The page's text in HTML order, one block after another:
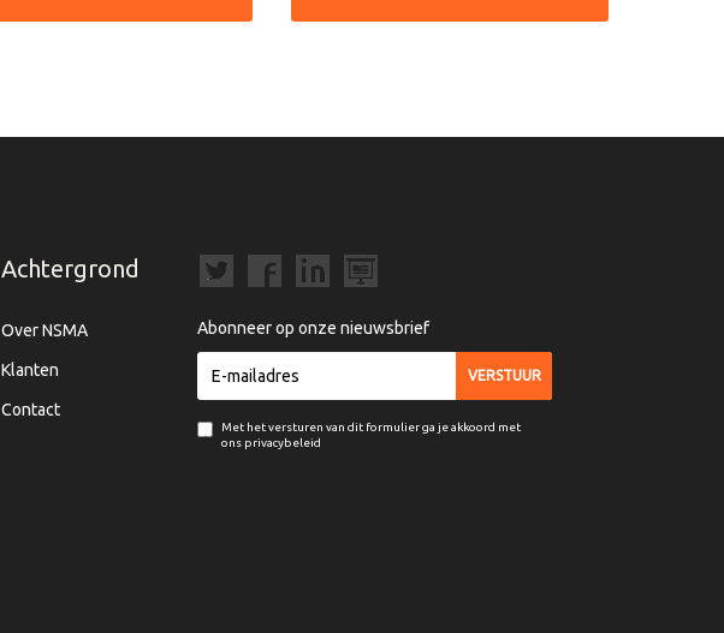
Achtergrond
Over NSMA
Klanten
Contact
Abonneer op onze nieuwsbrief
Met het versturen van dit formulier ga je akkoord met
ons privacybeleid